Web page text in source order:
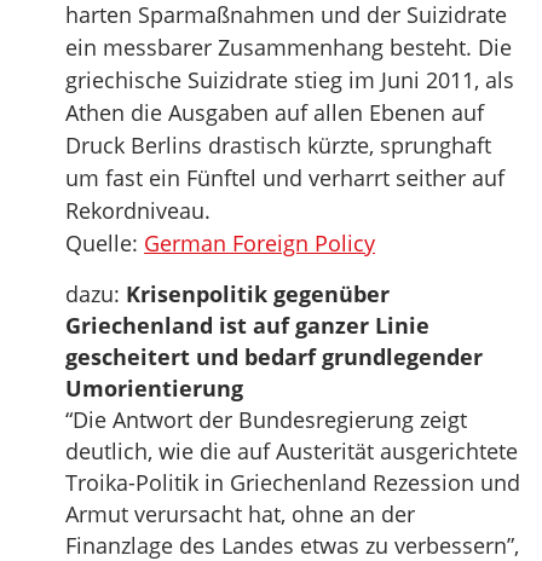
harten Sparmaßnahmen und der Suizidrate
ein messbarer Zusammenhang besteht. Die
griechische Suizidrate stieg im Juni 2011, als
Athen die Ausgaben auf allen Ebenen auf
Druck Berlins drastisch kürzte, sprunghaft
um fast ein Fünftel und verharrt seither auf
Rekordniveau.
Quelle: German Foreign Policy
dazu: Krisenpolitik gegenüber
Griechenland ist auf ganzer Linie
gescheitert und bedarf grundlegender
Umorientierung
“Die Antwort der Bundesregierung zeigt
deutlich, wie die auf Austerität ausgerichtete
Troika-Politik in Griechenland Rezession und
Armut verursacht hat, ohne an der
Finanzlage des Landes etwas zu verbessern”,